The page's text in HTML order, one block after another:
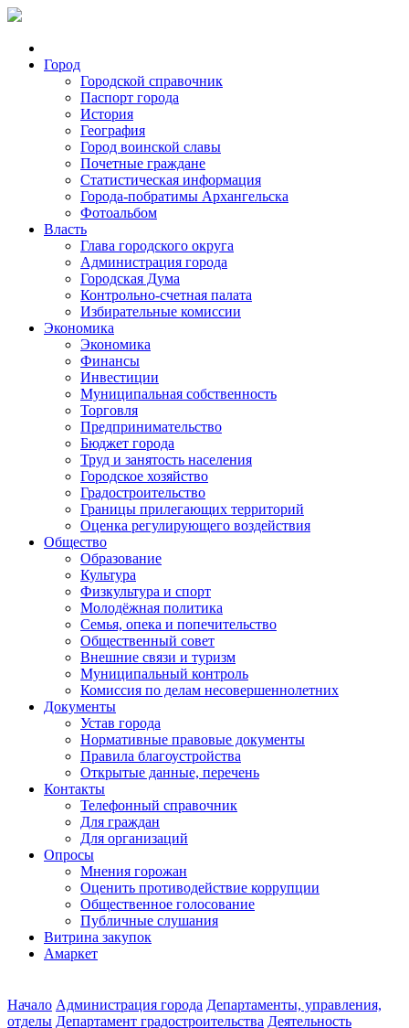
Город
Городской справочник
Паспорт города
История
География
Город воинской славы
Почетные граждане
Статистическая информация
Города-побратимы Архангельска
Фотоальбом
Власть
Глава городского округа
Администрация города
Городская Дума
Контрольно-счетная палата
Избирательные комиссии
Экономика
Экономика
Финансы
Инвестиции
Муниципальная собственность
Торговля
Предпринимательство
Бюджет города
Труд и занятость населения
Городское хозяйство
Градостроительство
Границы прилегающих территорий
Оценка регулирующего воздействия
Общество
Образование
Культура
Физкультура и спорт
Молодёжная политика
Семья, опека и попечительство
Общественный совет
Внешние связи и туризм
Муниципальный контроль
Комиссия по делам несовершеннолетних
Документы
Устав города
Нормативные правовые документы
Правила благоустройства
Открытые данные, перечень
Контакты
Телефонный справочник
Для граждан
Для организаций
Опросы
Мнения горожан
Оценить противодействие коррупции
Общественное голосование
Публичные слушания
Витрина закупок
Амаркет
Начало Администрация города Департаменты, управления,
отделы Департамент градостроительства Деятельность